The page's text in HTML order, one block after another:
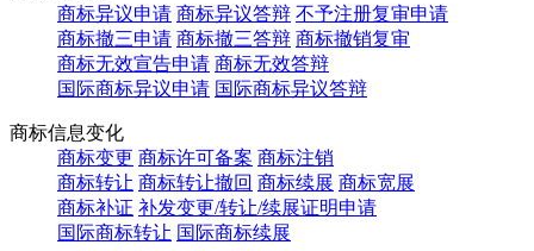
商标异议申请 商标异议答辩 不予注册复审申请
商标撤三申请 商标撤三答辩 商标撤销复审
商标无效宣告申请 商标无效答辩
国际商标异议申请 国际商标异议答辩
商标信息变化
商标变更 商标许可备案 商标注销
商标转让 商标转让撤回 商标续展 商标宽展
商标补证 补发变更/转让/续展证明申请
国际商标转让 国际商标续展